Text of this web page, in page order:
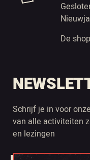
De
Schrijf je in voor
van alle activiteiten
en lezingen